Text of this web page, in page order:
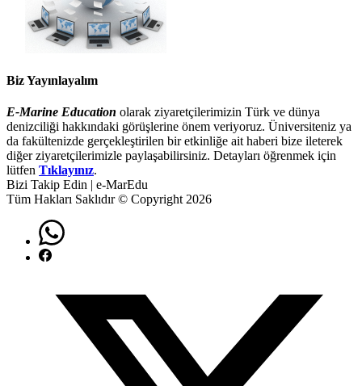
Biz Yayınlayalım
E-Marine Education olarak ziyaretçilerimizin Türk ve dünya
denizciliği hakkındaki görüşlerine önem veriyoruz. Üniversiteniz ya
da fakültenizde gerçekleştirilen bir etkinliğe ait haberi bize ileterek
diğer ziyaretçilerimizle paylaşabilirsiniz. Detayları öğrenmek için
lütfen Tıklayınız.
Bizi Takip Edin | e-MarEdu
Tüm Hakları Saklıdır © Copyright 2026